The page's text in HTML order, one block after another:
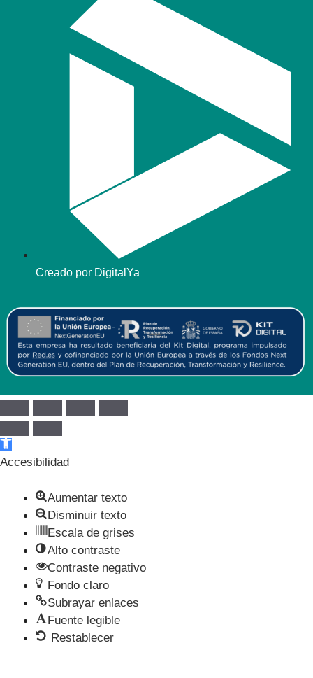
Creado por DigitalYa
Abrir barra de herramientas
Accesibilidad
Aumentar texto
Disminuir texto
Escala de grises
Alto contraste
Contraste negativo
Fondo claro
Subrayar enlaces
Fuente legible
Restablecer